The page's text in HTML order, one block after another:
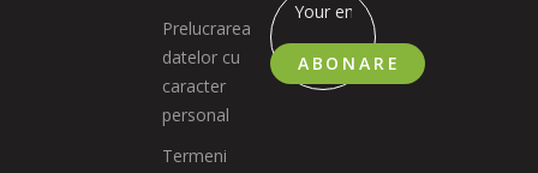
Prelucrarea
datelor cu
caracter
personal
Termeni
ABONARE